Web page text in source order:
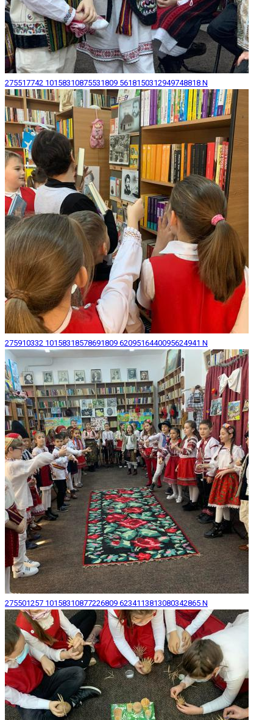
275517742 10158310875531809 5618150312949748818 N
275910332 10158318578691809 6209516440095624941 N
275501257 10158310877226809 6234113813080342865 N